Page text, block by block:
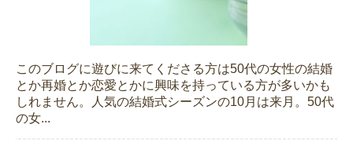
このブログに遊びに来てくださる方は50代の女性の結婚
とか再婚とか恋愛とかに興味を持っている方が多いかも
しれません。人気の結婚式シーズンの10月は来月。50代
の女...